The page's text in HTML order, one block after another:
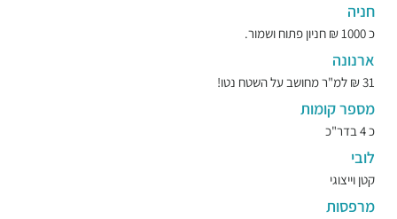
חניה
כ 1000 ₪ חניון פתוח ושמור.
ארנונה
31 ₪ למ"ר מחושב על השטח נטו!
מספר קומות
כ 4 בדר"כ
לובי
קטן וייצוגי
מרפסות